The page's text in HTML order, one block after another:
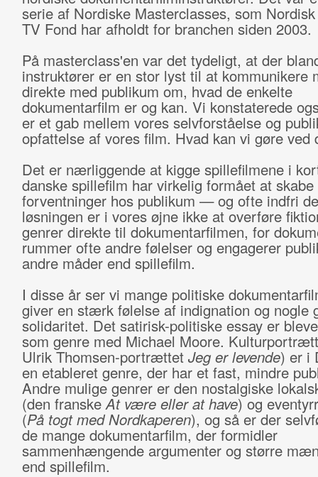
serie af Nordiske Masterclasses, som
TV Fond har afholdt for branchen siden 2003.
På masterclass'en var det tydeligt, at der
instruktører er en stor lyst til at kommunikere
direkte med publikum om, hvad de enkelte
dokumentarfilm er og kan. Vi konstaterede
er et gab mellem vores selvforståelse og
opfattelse af vores film. Hvad kan vi gøre ved
Det er nærliggende at kigge spillefilmene i
danske spillefilm har virkelig formået at skabe
forventninger hos publikum — og ofte indfri
løsningen er i vores øjne ikke at overføre
genrer direkte til dokumentarfilmen, for
rummer ofte andre følelser og engagerer
andre måder end spillefilm.
I disse år ser vi mange politiske
giver en stærk følelse af indignation og nogle
solidaritet. Det satirisk-politiske essay er
som genre med Michael Moore.
Ulrik Thomsen-portrættet Jeg er levende) er i
en etableret genre, der har et fast, mindre
Andre mulige genrer er den nostalgiske
(den franskeAt være eller at have) og
(På togt med Nordkaperen), og så er der
de mange dokumentarfilm, der formidler
sammenhængende argumenter og større
end spillefilm.